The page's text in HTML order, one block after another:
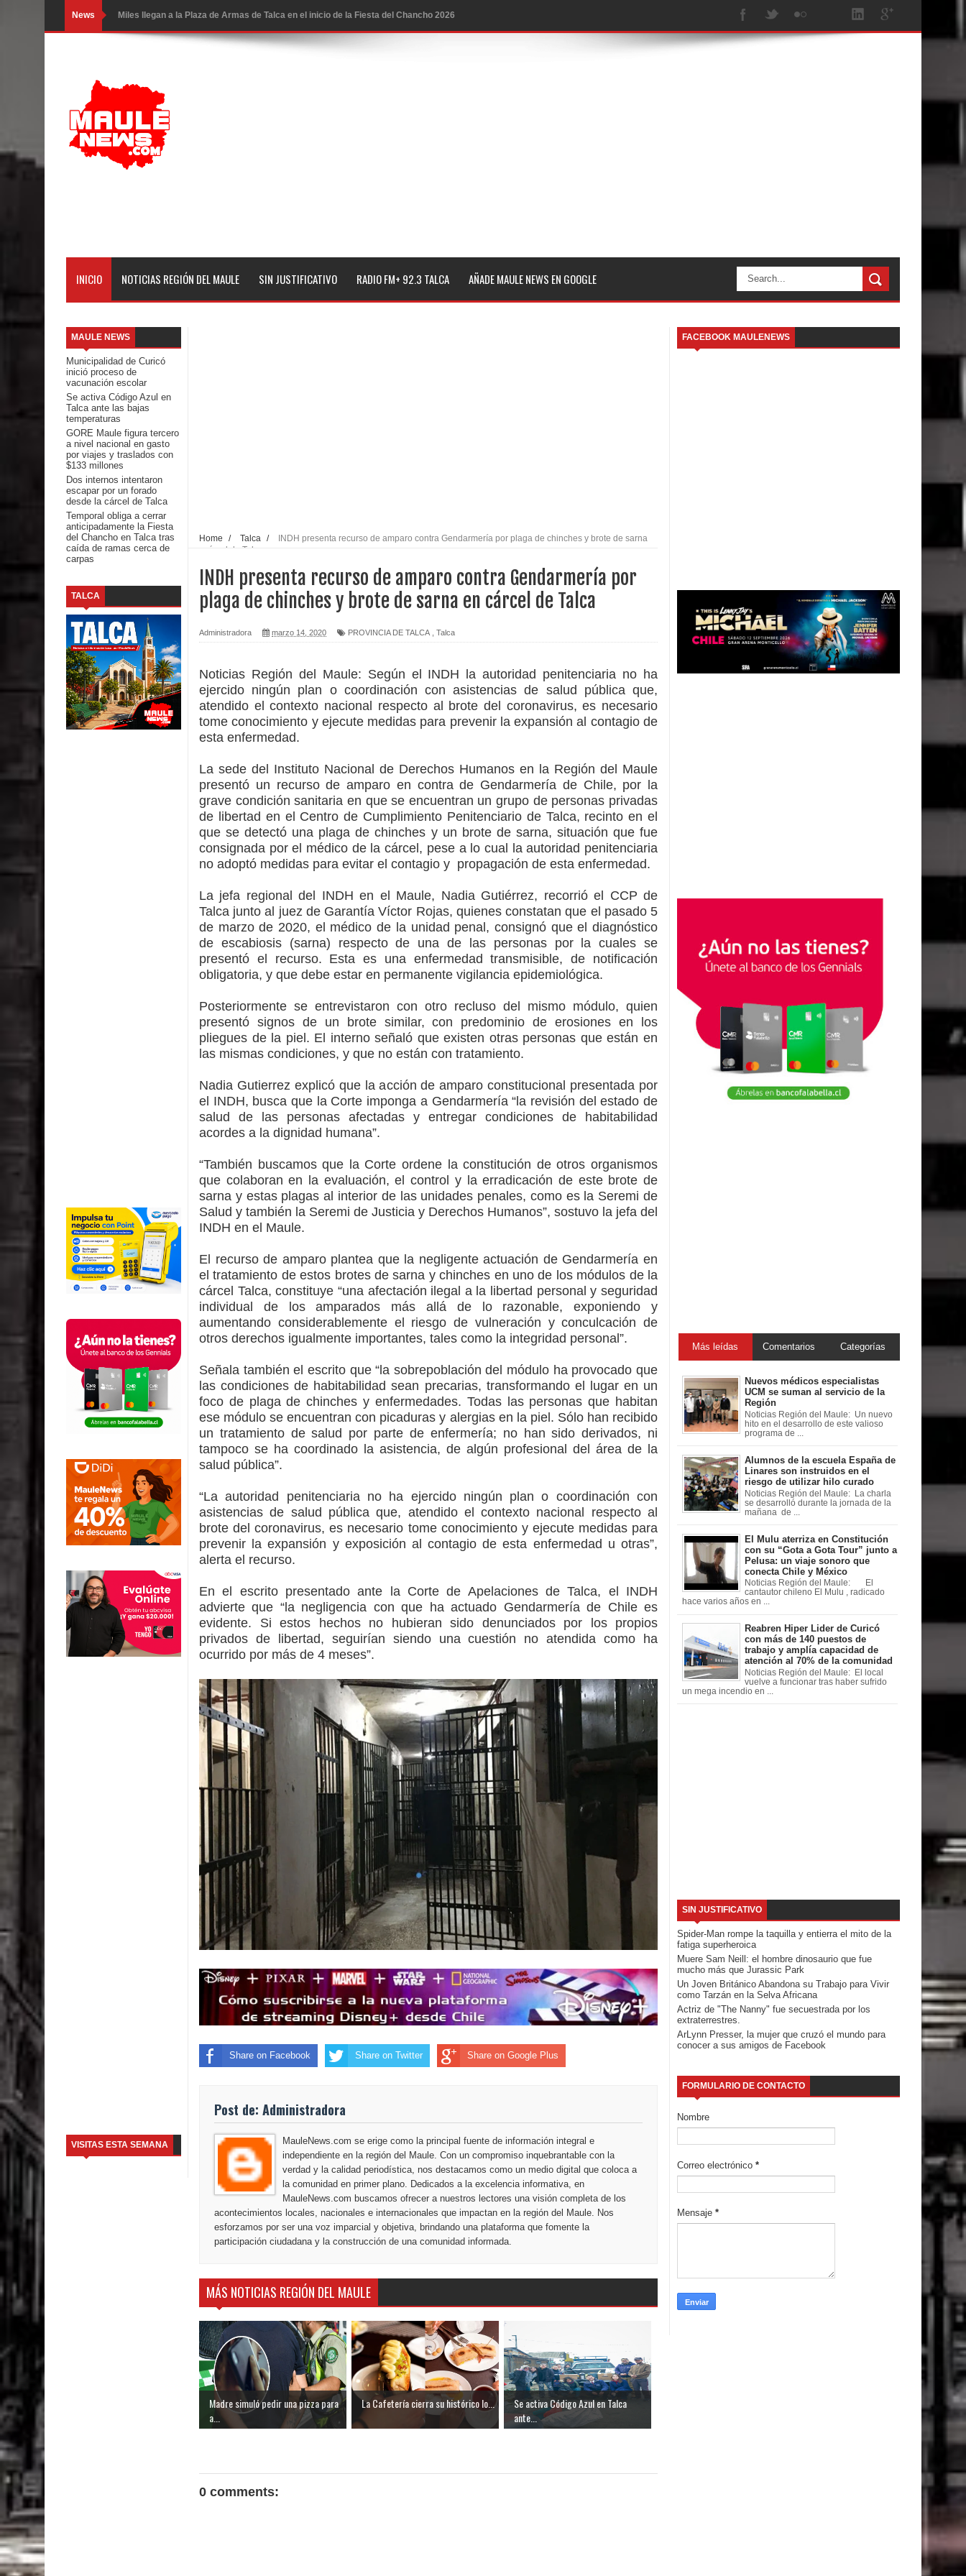
News Miles llegan a la Plaza de Armas de Talca en el inicio de la Fiesta del Chancho 2026
Torneo de Asadores reúne a 13 equipos en la Fiesta del Chancho 2026 en Talca
Matrimonios Linarenses Celebraron Bodas de Oro
Departamento Comunal de Salud de Curicó desarrollará jornada de vacunación contra la Influenza y otros
virus respiratorios
comunidades escolares
Alta positividad en influenza hace que expertos reiteren llamado a vacunarse
Seremi de Desarrollo Social y Familia mantiene despliegue para apoyar a niños y adolescentes durante la
emergencia.
Del anime al K-pop: especialistas U. de Chile analizan el creciente interés por las culturas japonesa y coreana
Renuncia del seremi Minvu en el Maule golpea al Gobierno en medio de denuncias por viviendas sociales en
Talca
Diputado Jorge Guzmán rechaza proyecto de interconexión eléctrica en la alta cordillera del Maule por su
impacto ambiental
Municipalidad de Curicó apuesta a la innovación en tecnología educativa con nuevas pantallas interactivas del
Colegio El Boldo
Municipalidad de Curicó inició proceso de vacunación escolar
Se activa Código Azul en Talca ante las bajas temperaturas
GORE Maule figura tercero a nivel nacional en gasto por viajes y traslados con $133 millones
Dos internos intentaron escapar por un forado desde la cárcel de Talca
Temporal obliga a cerrar anticipadamente la Fiesta del Chancho en Talca tras caída de ramas cerca de carpas
INICIO NOTICIAS REGIÓN DEL MAULE SIN JUSTIFICATIVO RADIO FM+ 92.3 TALCA AÑADE MAULE NEWS EN GOOGLE
MAULE NEWS
Municipalidad de Curicó
inició proceso de
vacunación escolar
Se activa Código Azul en
Talca ante las bajas
temperaturas
GORE Maule figura tercero
a nivel nacional en gasto
por viajes y traslados con
$133 millones
Dos internos intentaron
escapar por un forado
desde la cárcel de Talca
Temporal obliga a cerrar
anticipadamente la Fiesta
del Chancho en Talca tras
caída de ramas cerca de
carpas
TALCA
VISITAS ESTA SEMANA
Home / Talca /
INDH presenta recurso de amparo contra Gendarmería por plaga de chinches y brote de sarna
en cárcel de Talca
INDH presenta recurso de amparo contra Gendarmería por
plaga de chinches y brote de sarna en cárcel de Talca
Administradora marzo 14, 2020 PROVINCIA DE TALCA Talca
Noticias Región del Maule: Según el INDH la autoridad penitenciaria no ha
ejercido ningún plan o coordinación con asistencias de salud pública que,
atendido el contexto nacional respecto al brote del coronavirus, es necesario
tome conocimiento y ejecute medidas para prevenir la expansión al contagio de
esta enfermedad.
La sede del Instituto Nacional de Derechos Humanos en la Región del Maule
presentó un recurso de amparo en contra de Gendarmería de Chile, por la
grave condición sanitaria en que se encuentran un grupo de personas privadas
de libertad en el Centro de Cumplimiento Penitenciario de Talca, recinto en el
que se detectó una plaga de chinches y un brote de sarna, situación que fue
consignada por el médico de la cárcel, pese a lo cual la autoridad penitenciaria
no adoptó medidas para evitar el contagio y propagación de esta enfermedad.
La jefa regional del INDH en el Maule, Nadia Gutiérrez, recorrió el CCP de
Talca junto al juez de Garantía Víctor Rojas, quienes constatan que el pasado 5
de marzo de 2020, el médico de la unidad penal, consignó que el diagnóstico
de escabiosis (sarna) respecto de una de las personas por la cuales se
presentó el recurso. Esta es una enfermedad transmisible, de notificación
obligatoria, y que debe estar en permanente vigilancia epidemiológica.
Posteriormente se entrevistaron con otro recluso del mismo módulo, quien
presentó signos de un brote similar, con predominio de erosiones en los
pliegues de la piel. El interno señaló que existen otras personas que están en
las mismas condiciones, y que no están con tratamiento.
Nadia Gutierrez explicó que la acción de amparo constitucional presentada por
el INDH, busca que la Corte imponga a Gendarmería “la revisión del estado de
salud de las personas afectadas y entregar condiciones de habitabilidad
acordes a la dignidad humana”.
“También buscamos que la Corte ordene la constitución de otros organismos
que colaboran en la evaluación, el control y la erradicación de este brote de
sarna y estas plagas al interior de las unidades penales, como es la Seremi de
Salud y también la Seremi de Justicia y Derechos Humanos”, sostuvo la jefa del
INDH en el Maule.
El recurso de amparo plantea que la negligente actuación de Gendarmería en
el tratamiento de estos brotes de sarna y chinches en uno de los módulos de la
cárcel Talca, constituye “una afectación ilegal a la libertad personal y seguridad
individual de los amparados más allá de lo razonable, exponiendo y
aumentando considerablemente el riesgo de vulneración y conculcación de
otros derechos igualmente importantes, tales como la integridad personal”.
Señala también el escrito que “la sobrepoblación del módulo ha provocado que
las condiciones de habitabilidad sean precarias, transformando el lugar en un
foco de plaga de chinches y enfermedades. Todas las personas que habitan
ese módulo se encuentran con picaduras y alergias en la piel. Sólo han recibido
un tratamiento de salud por parte de enfermería; no han sido derivados, ni
tampoco se ha coordinado la asistencia, de algún profesional del área de la
salud pública”.
“La autoridad penitenciaria no ha ejercido ningún plan o coordinación con
asistencias de salud pública que, atendido el contexto nacional respecto al
brote del coronavirus, es necesario tome conocimiento y ejecute medidas para
prevenir la expansión y exposición al contagio de esta enfermedad u otras”,
alerta el recurso.
En el escrito presentado ante la Corte de Apelaciones de Talca, el INDH
advierte que “la negligencia con que ha actuado Gendarmería de Chile es
evidente. Si estos hechos no hubieran sido denunciados por los propios
privados de libertad, seguirían siendo una cuestión no atendida como ha
ocurrido por más de 4 meses”.
Share on Facebook Share on Twitter Share on Google Plus
Post de: Administradora
MauleNews.com se erige como la principal fuente de información integral e
independiente en la región del Maule. Con un compromiso inquebrantable con la
verdad y la calidad periodística, nos destacamos como un medio digital que coloca a
la comunidad en primer plano. Dedicados a la excelencia informativa, en
MauleNews.com buscamos ofrecer a nuestros lectores una visión completa de los
acontecimientos locales, nacionales e internacionales que impactan en la región del Maule. Nos
esforzamos por ser una voz imparcial y objetiva, brindando una plataforma que fomente la
participación ciudadana y la construcción de una comunidad informada.
MÁS NOTICIAS REGIÓN DEL MAULE
Madre simuló pedir una pizza para
a...
La Cafetería cierra su histórico lo...
Se activa Código Azul en Talca
ante...
0 comments:
FACEBOOK MAULENEWS
Más leídas Comentarios Categorías
Nuevos médicos especialistas
UCM se suman al servicio de la
Región
Noticias Región del Maule: Un nuevo
hito en el desarrollo de este valioso
programa de ...
Alumnos de la escuela España de
Linares son instruidos en el
riesgo de utilizar hilo curado
Noticias Región del Maule: La charla
se desarrolló durante la jornada de la
mañana de ...
El Mulu aterriza en Constitución
con su “Gota a Gota Tour” junto a
Pelusa: un viaje sonoro que
conecta Chile y México
Noticias Región del Maule: El
cantautor chileno El Mulu , radicado
hace varios años en ...
Reabren Hiper Lider de Curicó
con más de 140 puestos de
trabajo y amplía capacidad de
atención al 70% de la comunidad
Noticias Región del Maule: El local
vuelve a funcionar tras haber sufrido
un mega incendio en ...
SIN JUSTIFICATIVO
Spider-Man rompe la taquilla y entierra el mito de la
fatiga superheroica
Muere Sam Neill: el hombre dinosaurio que fue
mucho más que Jurassic Park
Un Joven Británico Abandona su Trabajo para Vivir
como Tarzán en la Selva Africana
Actriz de "The Nanny" fue secuestrada por los
extraterrestres.
ArLynn Presser, la mujer que cruzó el mundo para
conocer a sus amigos de Facebook
FORMULARIO DE CONTACTO
Nombre
Correo electrónico *
Mensaje *